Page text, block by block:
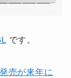
です。
売が来年に